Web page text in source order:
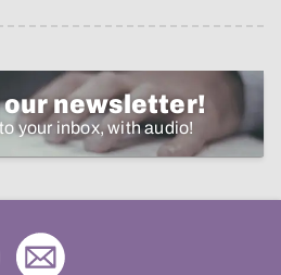
our newsletter!
your inbox, with audio!